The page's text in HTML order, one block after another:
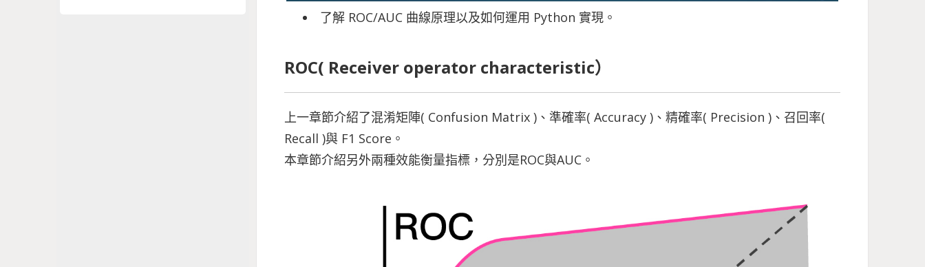
了解 ROC/AUC 曲線原理以及如何運用 Python 實現。
ROC( Receiver operator characteristic）
上一章節介紹了混淆矩陣( Confusion Matrix )、準確率( Accuracy )、精確率( Precision )、召回率(
Recall )與 F1 Score。
本章節介紹另外兩種效能衡量指標，分別是ROC與AUC。